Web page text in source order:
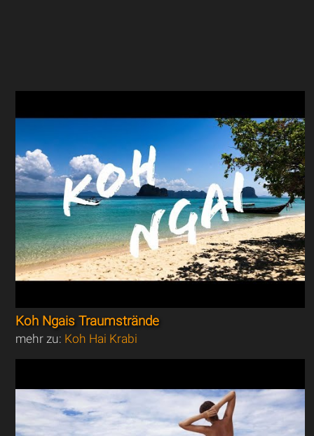
Koh Ngais Traumstrände
mehr zu: Koh Hai Krabi